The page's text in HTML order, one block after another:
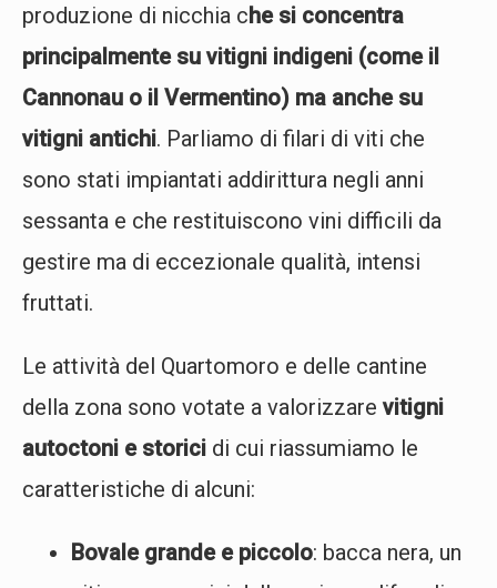
produzione di nicchia che si concentra
principalmente su vitigni indigeni (come il
Cannonau o il Vermentino) ma anche su
vitigni antichi. Parliamo di filari di viti che
sono stati impiantati addirittura negli anni
sessanta e che restituiscono vini difficili da
gestire ma di eccezionale qualità, intensi
fruttati.
Le attività del Quartomoro e delle cantine
della zona sono votate a valorizzarevitigni
autoctoni e storici di cui riassumiamo le
caratteristiche di alcuni:
Bovale grande e piccolo: bacca nera, un